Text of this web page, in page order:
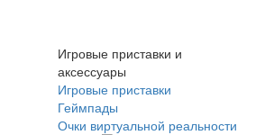
Игровые приставки и
аксессуары
Игровые приставки
Геймпады
Очки виртуальной реальности